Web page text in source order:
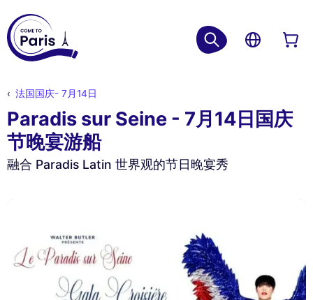
法国国庆- 7月14日
Paradis sur Seine - 7月14日国庆
节晚宴游船
融合 Paradis Latin 世界观的节日晚宴秀